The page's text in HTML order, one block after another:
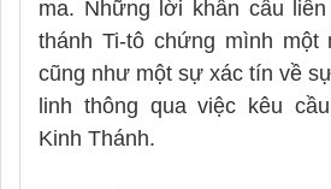
ma. Những lời khẩn cầu
thánh Ti-tô chứng mình một
cũng như một sự xác tín về
linh thông qua việc kêu
Kinh Thánh.